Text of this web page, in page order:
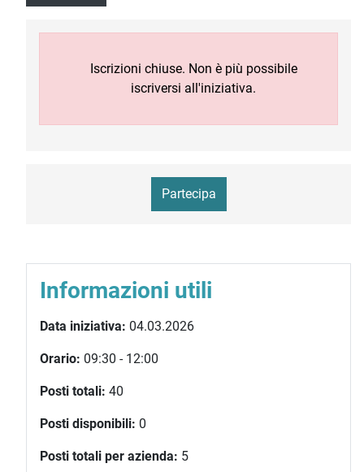
Iscrizioni chiuse. Non è più possibile
iscriversi all'iniziativa.
Partecipa
Informazioni utili
Data iniziativa: 04.03.2026
Orario: 09:30 - 12:00
Posti totali: 40
Posti disponibili: 0
Posti totali per azienda: 5